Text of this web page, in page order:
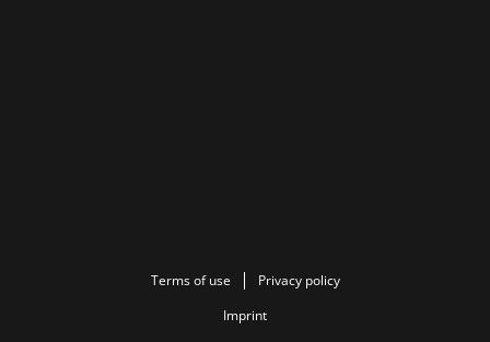
Terms of use
Privacy policy
Imprint